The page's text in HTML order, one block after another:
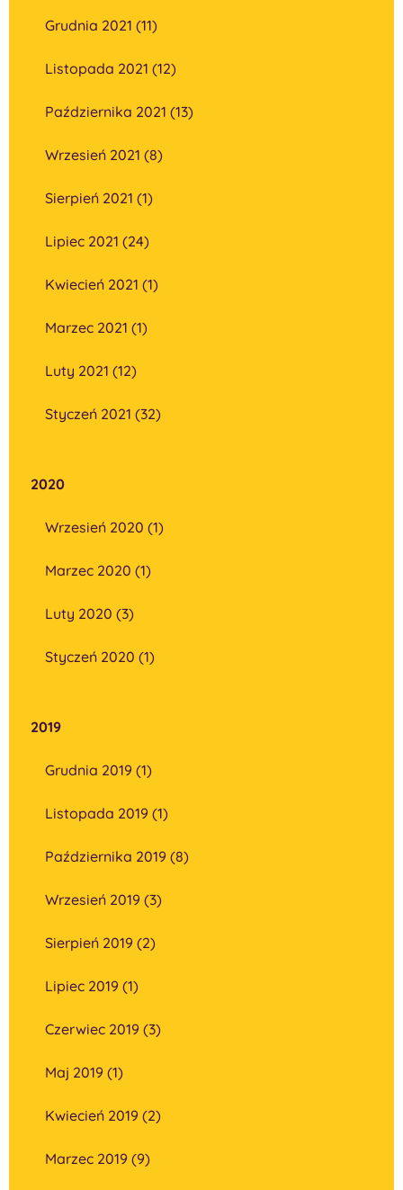
Grudnia 2021 (11)
Listopada 2021 (12)
Października 2021 (13)
Wrzesień 2021 (8)
Sierpień 2021 (1)
Lipiec 2021 (24)
Kwiecień 2021 (1)
Marzec 2021 (1)
Luty 2021 (12)
Styczeń 2021 (32)
2020
Wrzesień 2020 (1)
Marzec 2020 (1)
Luty 2020 (3)
Styczeń 2020 (1)
2019
Grudnia 2019 (1)
Listopada 2019 (1)
Października 2019 (8)
Wrzesień 2019 (3)
Sierpień 2019 (2)
Lipiec 2019 (1)
Czerwiec 2019 (3)
Maj 2019 (1)
Kwiecień 2019 (2)
Marzec 2019 (9)